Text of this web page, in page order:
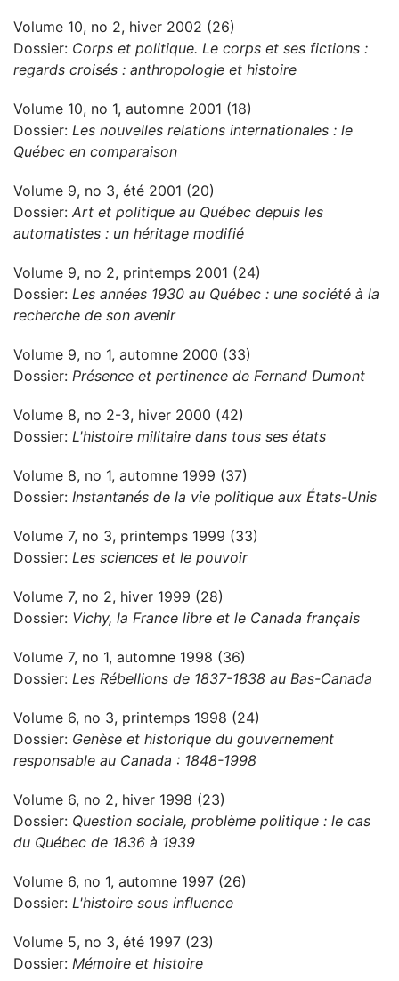
Volume 10, no 2, hiver 2002 (26)
Dossier: Corps et politique. Le corps et ses fictions :
regards croisés : anthropologie et histoire
Volume 10, no 1, automne 2001 (18)
Dossier: Les nouvelles relations internationales : le
Québec en comparaison
Volume 9, no 3, été 2001 (20)
Dossier: Art et politique au Québec depuis les
automatistes : un héritage modifié
Volume 9, no 2, printemps 2001 (24)
Dossier: Les années 1930 au Québec : une société à la
recherche de son avenir
Volume 9, no 1, automne 2000 (33)
Dossier: Présence et pertinence de Fernand Dumont
Volume 8, no 2-3, hiver 2000 (42)
Dossier: L'histoire militaire dans tous ses états
Volume 8, no 1, automne 1999 (37)
Dossier: Instantanés de la vie politique aux États-Unis
Volume 7, no 3, printemps 1999 (33)
Dossier: Les sciences et le pouvoir
Volume 7, no 2, hiver 1999 (28)
Dossier: Vichy, la France libre et le Canada français
Volume 7, no 1, automne 1998 (36)
Dossier: Les Rébellions de 1837-1838 au Bas-Canada
Volume 6, no 3, printemps 1998 (24)
Dossier: Genèse et historique du gouvernement
responsable au Canada : 1848-1998
Volume 6, no 2, hiver 1998 (23)
Dossier: Question sociale, problème politique : le cas
du Québec de 1836 à 1939
Volume 6, no 1, automne 1997 (26)
Dossier: L'histoire sous influence
Volume 5, no 3, été 1997 (23)
Dossier: Mémoire et histoire